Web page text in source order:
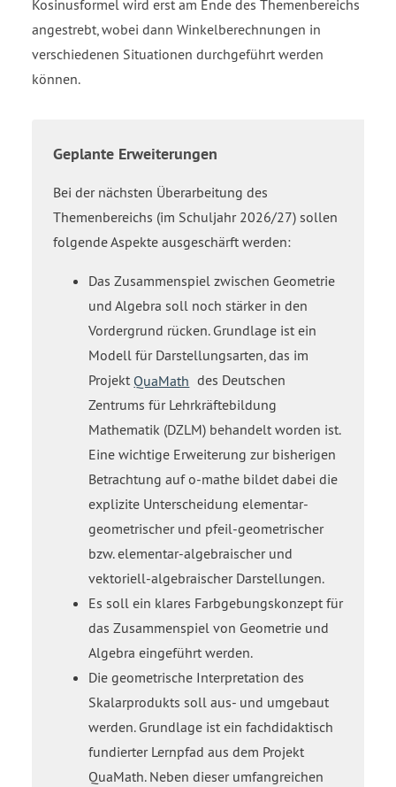
Kosinusformel wird erst am Ende des Themenbereichs
angestrebt, wobei dann Winkelberechnungen in
verschiedenen Situationen durchgeführt werden
können.
Geplante Erweiterungen
Bei der nächsten Überarbeitung des
Themenbereichs (im Schuljahr 2026/27) sollen
folgende Aspekte ausgeschärft werden:
Das Zusammenspiel zwischen Geometrie
und Algebra soll noch stärker in den
Vordergrund rücken. Grundlage ist ein
Modell für Darstellungsarten, das im
Projekt QuaMath des Deutschen
Zentrums für Lehrkräftebildung
Mathematik (DZLM) behandelt worden ist.
Eine wichtige Erweiterung zur bisherigen
Betrachtung auf o-mathe bildet dabei die
explizite Unterscheidung elementar-
geometrischer und pfeil-geometrischer
bzw. elementar-algebraischer und
vektoriell-algebraischer Darstellungen.
Es soll ein klares Farbgebungskonzept für
das Zusammenspiel von Geometrie und
Algebra eingeführt werden.
Die geometrische Interpretation des
Skalarprodukts soll aus- und umgebaut
werden. Grundlage ist ein fachdidaktisch
fundierter Lernpfad aus dem Projekt
QuaMath. Neben dieser umfangreichen